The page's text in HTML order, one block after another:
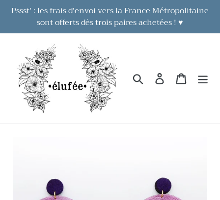
PasserPssst' : les frais d'envoi vers la France Métropolitaine
sont offerts dès trois paires achetées ! ♥
RechercherSe connecter
Panier